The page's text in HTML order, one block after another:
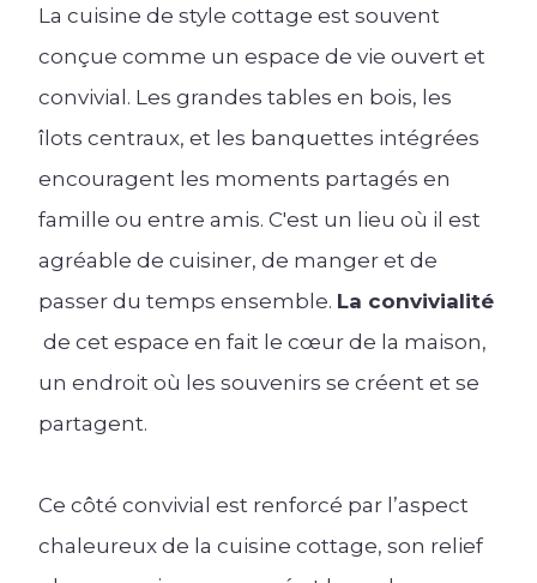
La cuisine de style cottage est souvent
conçue comme un espace de vie ouvert et
convivial. Les grandes tables en bois, les
îlots centraux, et les banquettes intégrées
encouragent les moments partagés en
famille ou entre amis. C'est un lieu où il est
agréable de cuisiner, de manger et de
passer du temps ensemble. La convivialité
de cet espace en fait le cœur de la maison,
un endroit où les souvenirs se créent et se
partagent.
Ce côté convivial est renforcé par l’aspect
chaleureux de la cuisine cottage, son relief